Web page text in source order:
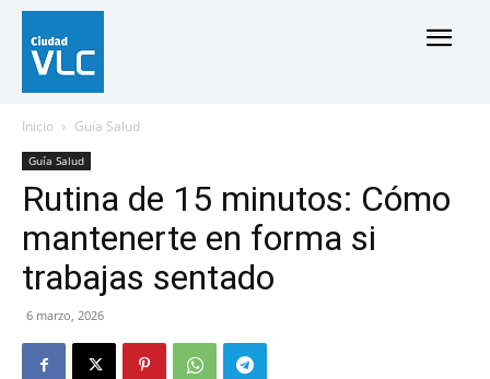
Inicio Guía Salud
Guía Salud
Rutina de 15 minutos: Cómo
mantenerte en forma si
trabajas sentado
6 marzo, 2026